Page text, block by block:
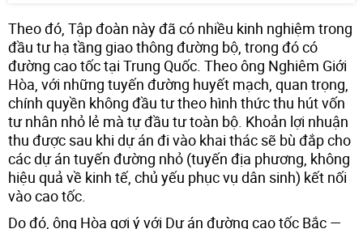
Theo đó, Tập đoàn này đã có nhiều kinh nghiệm trong
đầu tư hạ tầng giao thông đường bộ, trong đó có
đường cao tốc tại Trung Quốc. Theo ông Nghiêm Giới
Hòa, với những tuyến đường huyết mạch, quan trọng,
chính quyền không đầu tư theo hình thức thu hút vốn
tư nhân nhỏ lẻ mà tự đầu tư toàn bộ. Khoản lợi nhuận
thu được sau khi dự án đi vào khai thác sẽ bù đắp cho
các dự án tuyến đường nhỏ (tuyến địa phương, không
hiệu quả về kinh tế, chủ yếu phục vụ dân sinh) kết nối
vào cao tốc.
Do đó, ông Hòa gợi ý với Dự án đường cao tốc Bắc —